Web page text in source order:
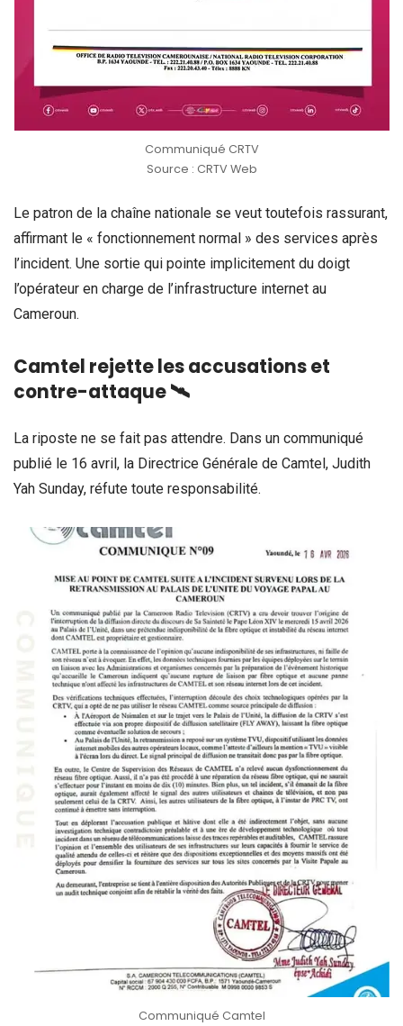
Communiqué CRTV
Source : CRTV Web
Le patron de la chaîne nationale se veut toutefois rassurant,
affirmant le « fonctionnement normal » des services après
l’incident. Une sortie qui pointe implicitement du doigt
l’opérateur en charge de l’infrastructure internet au
Cameroun.
Camtel rejette les accusations et
contre-attaque 🛰
La riposte ne se fait pas attendre. Dans un communiqué
publié le 16 avril, la Directrice Générale de Camtel, Judith
Yah Sunday, réfute toute responsabilité.
Communiqué Camtel